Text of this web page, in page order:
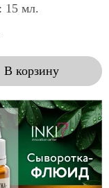
15 мл.
В корзину